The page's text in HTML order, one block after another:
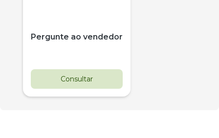
Pergunte ao vendedor
Consultar